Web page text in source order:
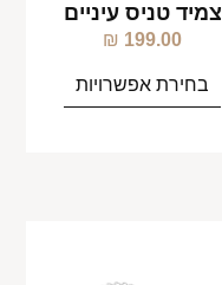
צמיד טניס עיניים
199.00
₪
בחירת אפשרויות